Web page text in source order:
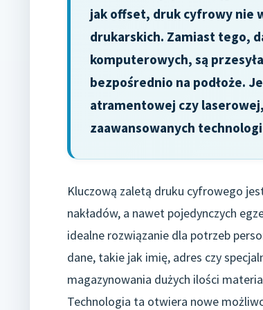
jak offset, druk cyfrowy nie
drukarskich. Zamiast tego,
komputerowych, są
bezpośrednio na podłoże.
atramentowej czy
zaawansowanych
Kluczową zaletą druku cyfrowego
nakładów, a nawet pojedynczych
idealne rozwiązanie dla potrzeb
dane, takie jak imię, adres czy
magazynowania dużych ilości
Technologia ta otwiera nowe